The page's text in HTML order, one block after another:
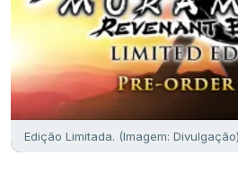
Edição Limitada. (Imagem: